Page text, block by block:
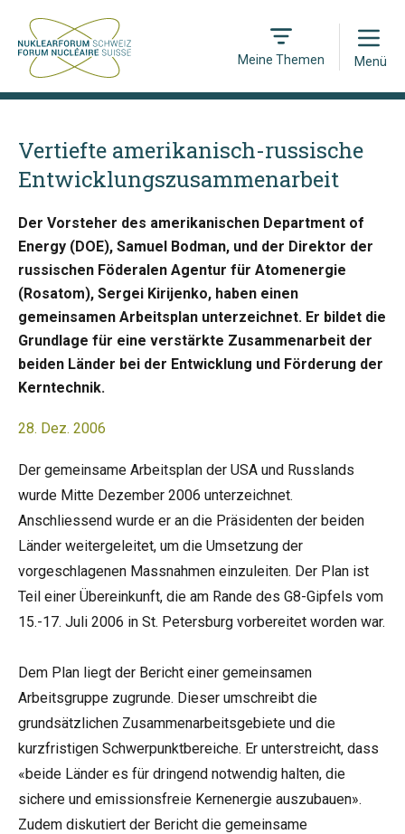
Meine Themen
Open
Menü
Vertiefte amerikanisch-russische
Entwicklungszusammenarbeit
Der Vorsteher des amerikanischen Department of
Energy (DOE), Samuel Bodman, und der Direktor der
russischen Föderalen Agentur für Atomenergie
(Rosatom), Sergei Kirijenko, haben einen
gemeinsamen Arbeitsplan unterzeichnet. Er bildet die
Grundlage für eine verstärkte Zusammenarbeit der
beiden Länder bei der Entwicklung und Förderung der
Kerntechnik.
28. Dez. 2006
Der gemeinsame Arbeitsplan der USA und Russlands
wurde Mitte Dezember 2006 unterzeichnet.
Anschliessend wurde er an die Präsidenten der beiden
Länder weitergeleitet, um die Umsetzung der
vorgeschlagenen Massnahmen einzuleiten. Der Plan ist
Teil einer Übereinkunft, die am Rande des G8-Gipfels vom
15.-17. Juli 2006 in St. Petersburg vorbereitet worden war.
Dem Plan liegt der Bericht einer gemeinsamen
Arbeitsgruppe zugrunde. Dieser umschreibt die
grundsätzlichen Zusammenarbeitsgebiete und die
kurzfristigen Schwerpunktbereiche. Er unterstreicht, dass
«beide Länder es für dringend notwendig halten, die
sichere und emissionsfreie Kernenergie auszubauen».
Zudem diskutiert der Bericht die gemeinsame